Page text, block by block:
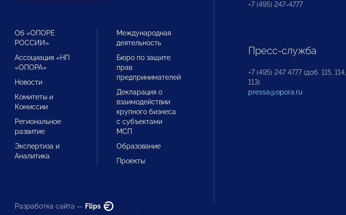
Об «ОПОРЕ
РОССИИ»
Ассоциация «НП
«ОПОРА»
Новости
Комитеты и
Комиссии
Региональное
развитие
Экспертиза и
Аналитика
Международная
деятельность
Бюро по защите
прав
предпринимателей
Декларация о
взаимодействии
крупного бизнеса
с субъектами
МСП
Образование
Проекты
Разработка сайта — Flips
+7 (495) 247-4777
Пресс-служба
+7 (495) 247 4777 (доб. 115, 114,
113)
pressa@opora.ru